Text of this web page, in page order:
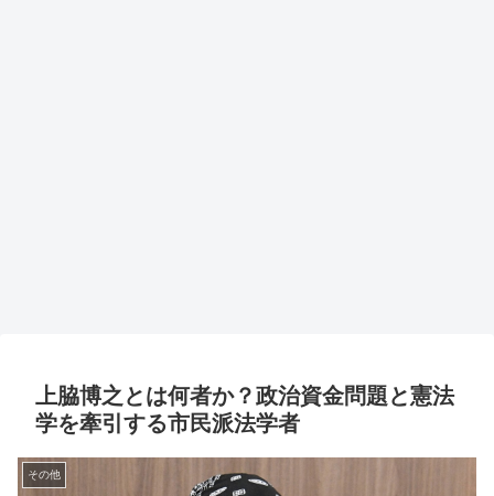
上脇博之とは何者か？政治資金問題と憲法
学を牽引する市民派法学者
その他